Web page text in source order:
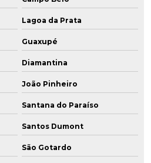
Lagoa da Prata
Guaxupé
Diamantina
João Pinheiro
Santana do Paraíso
Santos Dumont
São Gotardo